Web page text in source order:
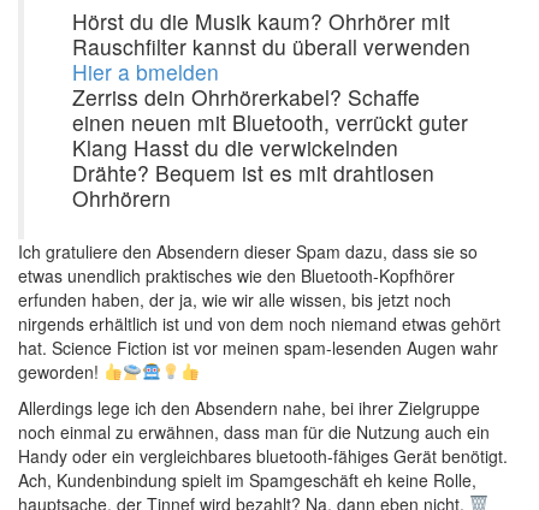
Hörst du die Musik kaum? Ohrhörer mit
Rauschfilter kannst du überall verwenden
Hier a bmelden
Zerriss dein Ohrhörerkabel? Schaffe
einen neuen mit Bluetooth, verrückt guter
Klang Hasst du die verwickelnden
Drähte? Bequem ist es mit drahtlosen
Ohrhörern
Ich gratuliere den Absendern dieser Spam dazu, dass sie so
etwas unendlich praktisches wie den Bluetooth-Kopfhörer
erfunden haben, der ja, wie wir alle wissen, bis jetzt noch
nirgends erhältlich ist und von dem noch niemand etwas gehört
hat. Science Fiction ist vor meinen spam-lesenden Augen wahr
geworden!
Allerdings lege ich den Absendern nahe, bei ihrer Zielgruppe
noch einmal zu erwähnen, dass man für die Nutzung auch ein
Handy oder ein vergleichbares bluetooth-fähiges Gerät benötigt.
Ach, Kundenbindung spielt im Spamgeschäft eh keine Rolle,
hauptsache, der Tinnef wird bezahlt? Na, dann eben nicht.